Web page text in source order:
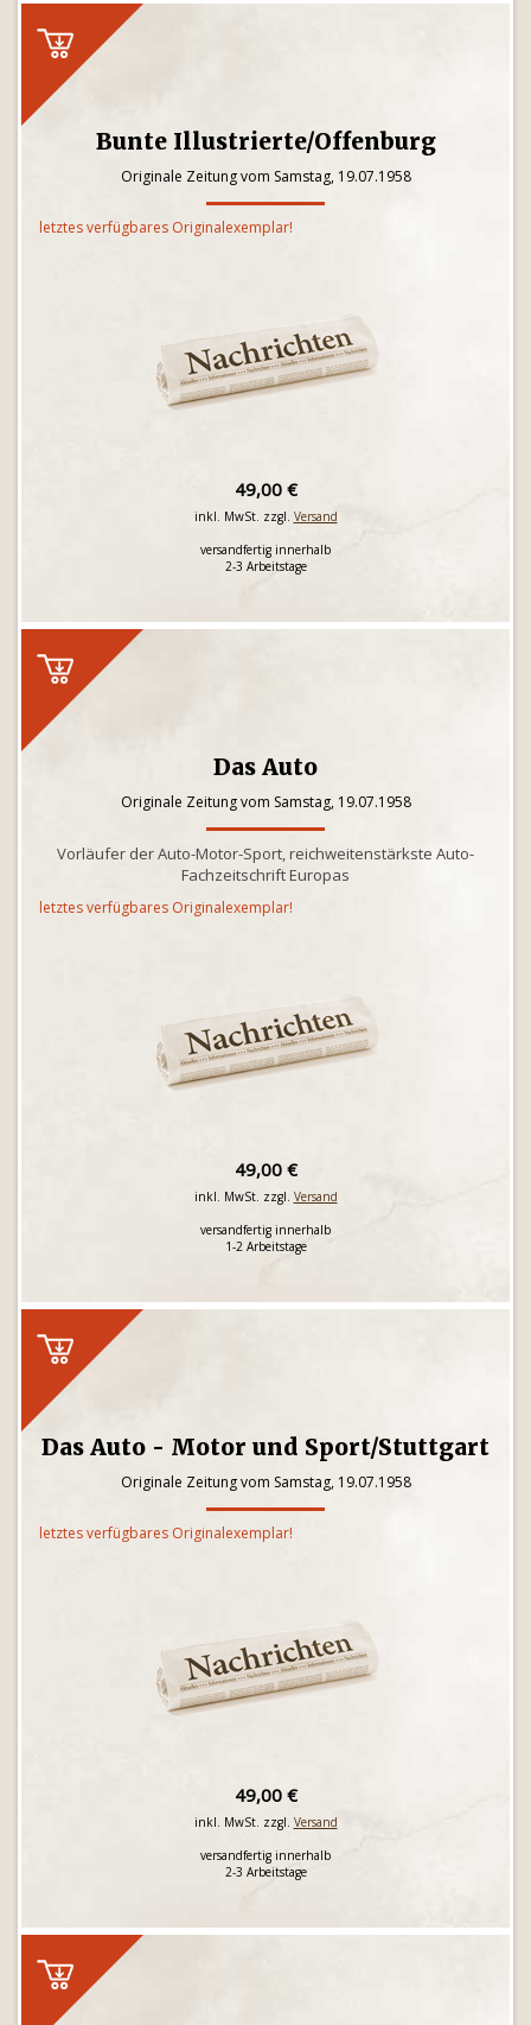
Bunte Illustrierte/Offenburg
Originale Zeitung vom Samstag, 19.07.1958
letztes verfügbares Originalexemplar!
49,00 €
inkl. MwSt. zzgl. Versand
versandfertig innerhalb
2-3 Arbeitstage
Das Auto
Originale Zeitung vom Samstag, 19.07.1958
Vorläufer der Auto-Motor-Sport, reichweitenstärkste Auto-
Fachzeitschrift Europas
letztes verfügbares Originalexemplar!
49,00 €
inkl. MwSt. zzgl. Versand
versandfertig innerhalb
1-2 Arbeitstage
Das Auto - Motor und Sport/Stuttgart
Originale Zeitung vom Samstag, 19.07.1958
letztes verfügbares Originalexemplar!
49,00 €
inkl. MwSt. zzgl. Versand
versandfertig innerhalb
2-3 Arbeitstage